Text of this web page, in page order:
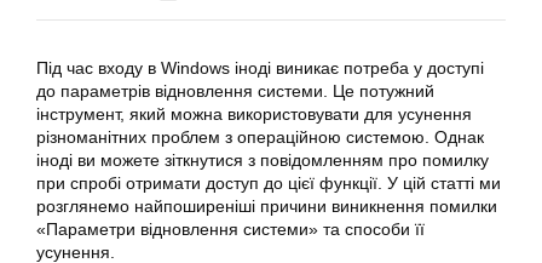
Під час входу в Windows іноді виникає потреба у доступі
до параметрів відновлення системи. Це потужний
інструмент, який можна використовувати для усунення
різноманітних проблем з операційною системою. Однак
іноді ви можете зіткнутися з повідомленням про помилку
при спробі отримати доступ до цієї функції. У цій статті ми
розглянемо найпоширеніші причини виникнення помилки
«Параметри відновлення системи» та способи її
усунення.